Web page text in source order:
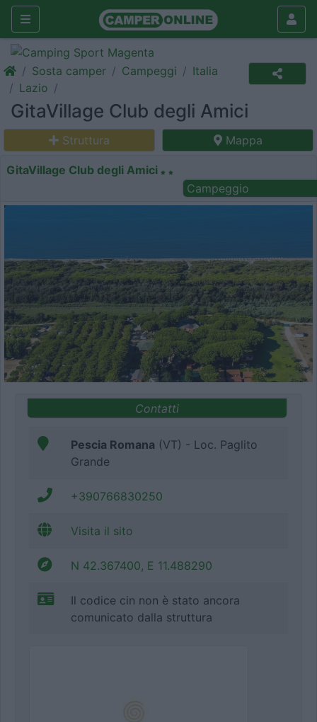
Sosta camper Campeggi
Italia
Lazio
GitaVillage Club degli Amici
Struttura Mappa
GitaVillage Club degli Amici
Campeggio
Contatti
Pescia Romana (VT) - Loc. Paglito
Grande
+390766830250
Visita il sito
N 42.367400, E 11.488290
Il codice cin non è stato ancora
comunicato dalla struttura